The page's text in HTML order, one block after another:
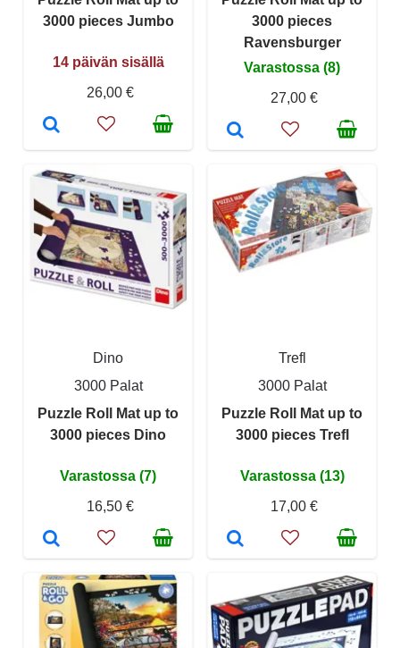
3000 pieces Jumbo
14 päivän sisällä
26,00 €
3000 pieces
Ravensburger
Varastossa (8)
27,00 €
Dino
3000 Palat
Puzzle Roll Mat up to
3000 pieces Dino
Varastossa (7)
16,50 €
Trefl
3000 Palat
Puzzle Roll Mat up to
3000 pieces Trefl
Varastossa (13)
17,00 €